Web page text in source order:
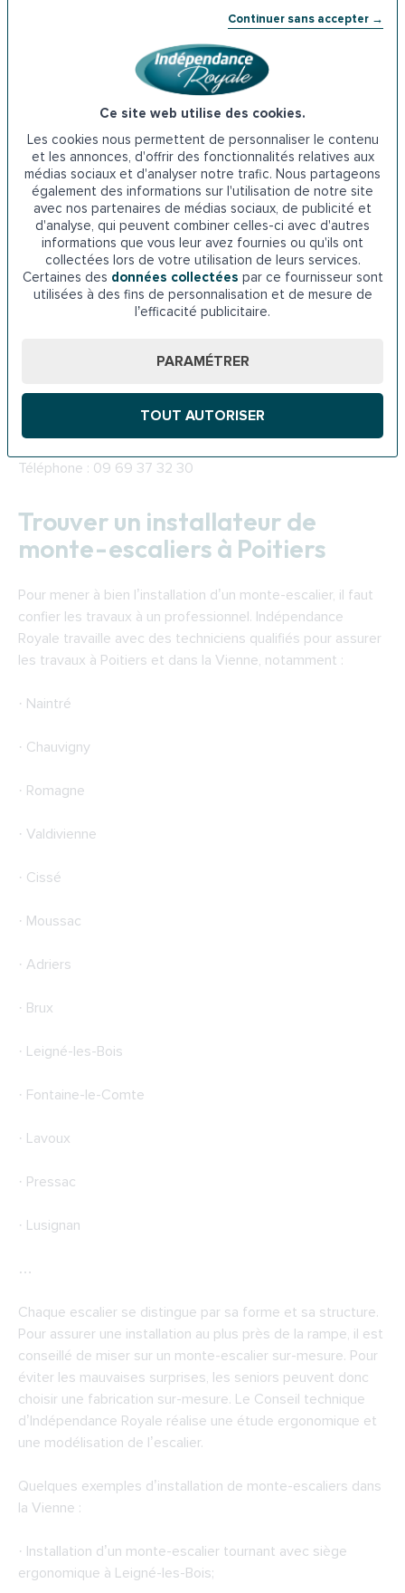
Continuer sans accepter →
Ce site web utilise des cookies.
Les cookies nous permettent de personnaliser le contenu
et les annonces, d'offrir des fonctionnalités relatives aux
médias sociaux et d'analyser notre trafic. Nous partageons
également des informations sur l'utilisation de notre site
avec nos partenaires de médias sociaux, de publicité et
d'analyse, qui peuvent combiner celles-ci avec d'autres
informations que vous leur avez fournies ou qu'ils ont
collectées lors de votre utilisation de leurs services.
Certaines des données collectées par ce fournisseur sont
utilisées à des fins de personnalisation et de mesure de
l’efficacité publicitaire.
PARAMÉTRER
TOUT AUTORISER
d’adaptation de leur logement. Cette subvention peut
couvrir les dépenses liées à l’acquisition et à l’installation
d’un monte-escalier. Il faut adresser la demande à la Carsat
Adresse de laCarsat de Poitiers : 2 Rue de la Providence,
86000 Poitiers
Téléphone : 3960
6. Les aides de laCAF de la Vienne
La Caisse d’allocations familiales propose une aide aux
personnes âgées déjà membres de l’organisme. Cette
aide peut être utilisée pour financer des projets visant à
monte-escalier. Pour en bénéficier, il faut envoyer une
Adresse : 41 Rue du Touffenet, 86044 Poitiers
Téléphone : 09 69 37 32 30
Trouver un installateur de
monte-escaliers à Poitiers
Pour mener à bien l’installation d’un monte-escalier, il faut
confier les travaux à un professionnel. Indépendance
Royale travaille avec des techniciens qualifiés pour assurer
les travaux à Poitiers et dans la Vienne, notamment :
· Naintré
· Chauvigny
· Romagne
· Valdivienne
· Cissé
· Moussac
· Adriers
· Brux
· Leigné-les-Bois
· Fontaine-le-Comte
· Lavoux
· Pressac
· Lusignan
…
Chaque escalier se distingue par sa forme et sa structure.
Pour assurer une installation au plus près de la rampe, il est
conseillé de miser sur un monte-escalier sur-mesure. Pour
éviter les mauvaises surprises, les seniors peuvent donc
choisir une fabrication sur-mesure. Le Conseil technique
d’Indépendance Royale réalise une étude ergonomique et
une modélisation de l’escalier.
Quelques exemples d’installation de monte-escaliers dans
la Vienne :
· Installation d’un monte-escalier tournant avec siège
ergonomique à Leigné-les-Bois;